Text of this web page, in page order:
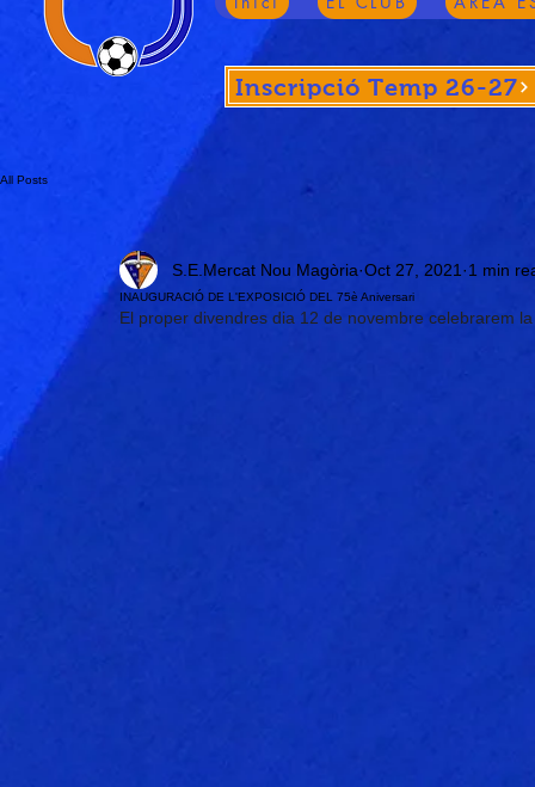
Inscripció Temp 26-27
All Posts
INAUGURACIÓ DE L'EXPOSICIÓ DEL 75è Aniversari
S.E.Mercat Nou Magòria Oct 27, 2021 1 min
El proper divendres dia 12 de novembre celebrarem